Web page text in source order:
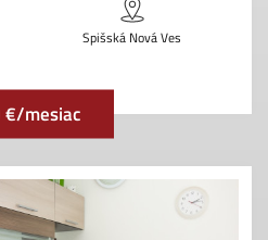
Spišská Nová Ves
mesiac